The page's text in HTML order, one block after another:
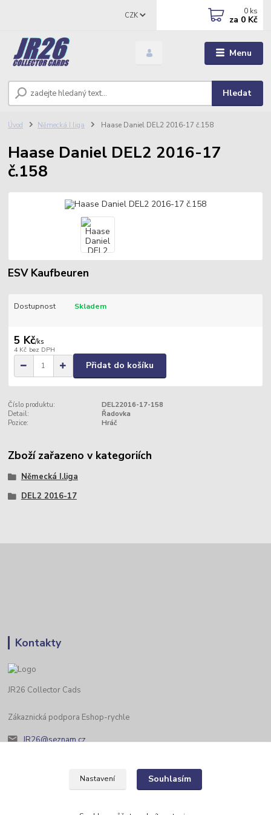
Menu
CZK
Hledat
0 ks
za 0 Kč
Úvod Německá I.liga Haase Daniel DEL2 2016-17 č.158
Haase Daniel DEL2 2016-17
č.158
ESV Kaufbeuren
Dostupnost Skladem
5 Kč/ks
4 Kč bez DPH
Přidat do košíku
Číslo produktu:
DEL22016-17-158
Detail:
Řadovka
Pozice:
Hráč
Zboží zařazeno v kategoriích
Německá I.liga
DEL2 2016-17
Kontakty
JR26 Collector Cads
Zákaznická podpora Eshop-rychle
JR26@seznam.cz
Nastavení Souhlasím